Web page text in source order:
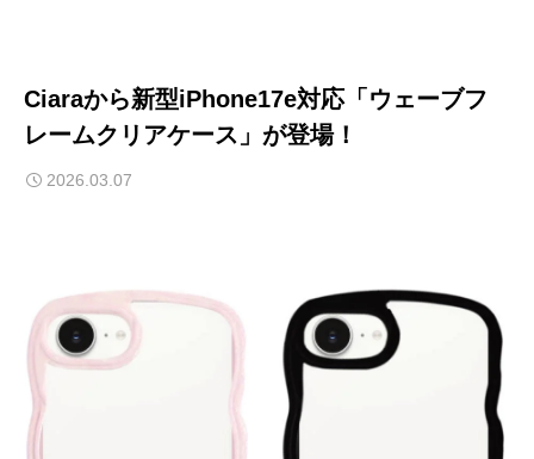
Ciaraから新型iPhone17e対応「ウェーブフ
レームクリアケース」が登場！
2026.03.07